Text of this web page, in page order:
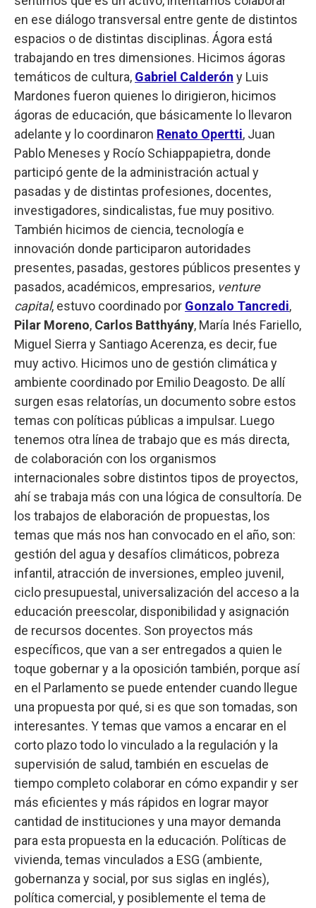
en ese diálogo transversal entre gente de distintos
espacios o de distintas disciplinas. Ágora está
trabajando en tres dimensiones. Hicimos ágoras
temáticos de cultura, Gabriel Calderón y Luis
Mardones fueron quienes lo dirigieron, hicimos
ágoras de educación, que básicamente lo llevaron
adelante y lo coordinaron Renato Opertti, Juan
Pablo Meneses y Rocío Schiappapietra, donde
participó gente de la administración actual y
pasadas y de distintas profesiones, docentes,
investigadores, sindicalistas, fue muy positivo.
También hicimos de ciencia, tecnología e
innovación donde participaron autoridades
presentes, pasadas, gestores públicos presentes y
pasados, académicos, empresarios, venture
capital, estuvo coordinado por Gonzalo Tancredi,
Pilar Moreno, Carlos Batthyány, María Inés Fariello,
Miguel Sierra y Santiago Acerenza, es decir, fue
muy activo. Hicimos uno de gestión climática y
ambiente coordinado por Emilio Deagosto. De allí
surgen esas relatorías, un documento sobre estos
temas con políticas públicas a impulsar. Luego
tenemos otra línea de trabajo que es más directa,
de colaboración con los organismos
internacionales sobre distintos tipos de proyectos,
ahí se trabaja más con una lógica de consultoría. De
los trabajos de elaboración de propuestas, los
temas que más nos han convocado en el año, son:
gestión del agua y desafíos climáticos, pobreza
infantil, atracción de inversiones, empleo juvenil,
ciclo presupuestal, universalización del acceso a la
educación preescolar, disponibilidad y asignación
de recursos docentes. Son proyectos más
específicos, que van a ser entregados a quien le
toque gobernar y a la oposición también, porque así
en el Parlamento se puede entender cuando llegue
una propuesta por qué, si es que son tomadas, son
interesantes. Y temas que vamos a encarar en el
corto plazo todo lo vinculado a la regulación y la
supervisión de salud, también en escuelas de
tiempo completo colaborar en cómo expandir y ser
más eficientes y más rápidos en lograr mayor
cantidad de instituciones y una mayor demanda
para esta propuesta en la educación. Políticas de
vivienda, temas vinculados a ESG (ambiente,
gobernanza y social, por sus siglas en inglés),
política comercial, y posiblemente el tema de